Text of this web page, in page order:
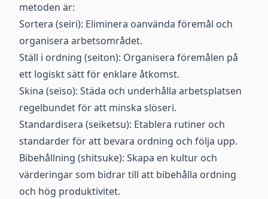
metoden är:
Sortera (seiri): Eliminera oanvända föremål och
organisera arbetsområdet.
Ställ i ordning (seiton): Organisera föremålen på
ett logiskt sätt för enklare åtkomst.
Skina (seiso): Städa och underhålla arbetsplatsen
regelbundet för att minska slöseri.
Standardisera (seiketsu): Etablera rutiner och
standarder för att bevara ordning och följa upp.
Bibehållning (shitsuke): Skapa en kultur och
värderingar som bidrar till att bibehålla ordning
och hög produktivitet.